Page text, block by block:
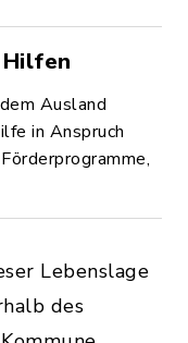
Ausland
in Anspruch
Lebenslage
des